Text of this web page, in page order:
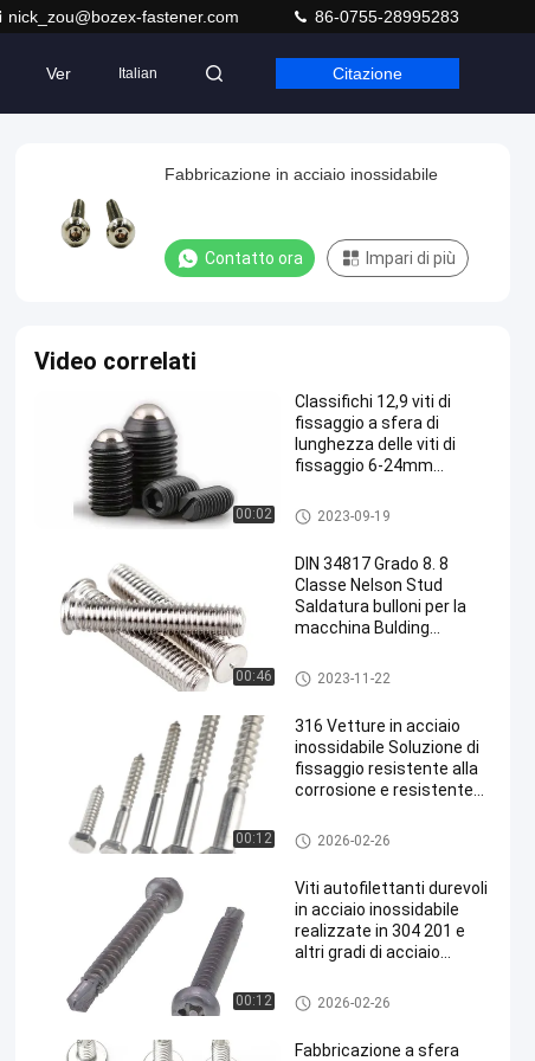
nick_zou@bozex-fastener.com 86-0755-28995283
Ver Italian Citazione
Fabbricazione in acciaio inossidabile
Contatto ora Impari di più
Video correlati
00:02
Classifichi 12,9 viti di
fissaggio a sfera di
lunghezza delle viti di
fissaggio 6-24mm
Viti di fissaggio di acciaio ino
ssidabile
2023-09-19
00:46
DIN 34817 Grado 8. 8
Classe Nelson Stud
Saldatura bulloni per la
macchina Bulding
Viti di fissaggio di acciaio ino
ssidabile
2023-11-22
00:12
316 Vetture in acciaio
inossidabile Soluzione di
fissaggio resistente alla
corrosione e resistente
industriali e le macchine
viti autofilettanti di acciaio ino
ssidabile
2026-02-26
00:12
Viti autofilettanti durevoli
in acciaio inossidabile
realizzate in 304 201 e
altri gradi di acciaio
l'edilizia e l'industria
viti autofilettanti di acciaio ino
ssidabile
2026-02-26
Fabbricazione a sfera